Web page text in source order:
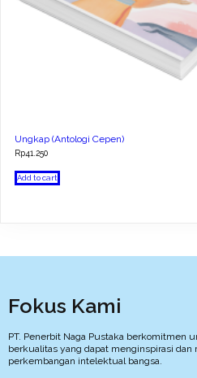
Ungkap (Antologi Cepen)
Rp41.250
Add to cart
Fokus Kami
PT. Penerbit Naga Pustaka berkomitmen
berkualitas yang dapat menginspirasi
perkembangan intelektual bangsa.